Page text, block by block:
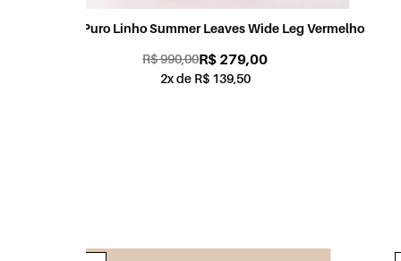
Vestido Puro Linho Summer Leaves Vermelho
R$ 990,00R$ 379,00
3x de R$ 126,33